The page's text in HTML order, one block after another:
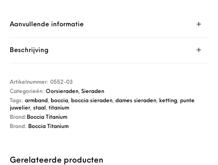
Aanvullende informatie
Beschrijving
Artikelnummer:0552-03
Categorieën:Oorsieraden,Sieraden
Tags:armband, boccia, boccia sieraden,dames sieraden, ketting, punte
juwelier,staal ,titanium
Brand: Boccia Titanium
Brand: Boccia Titanium
Gerelateerde producten